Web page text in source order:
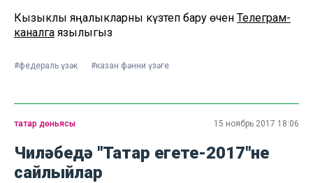
Кызыклы яңалыкларны күзәтеп бару өчен Телеграм-
каналга язылыгыз
#федераль үзәк #казан фәнни үзәге
татар дөньясы 15 ноябрь 2017 18:06
Чиләбедә "Татар егете-2017"не
сайлыйлар